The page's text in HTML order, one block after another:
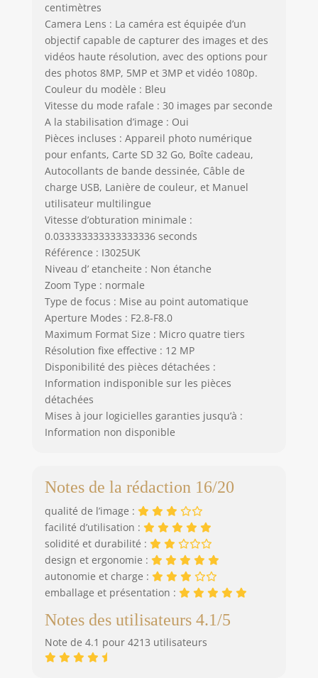
service à la
clientèle gratuit à
centimètres
Camera Lens : La caméra est équipée d’un
objectif capable de capturer des images et des
vidéos haute résolution, avec des options pour
des photos 8MP, 5MP et 3MP et vidéo 1080p.
Couleur du modèle : Bleu
Vitesse du mode rafale : 30 images par seconde
A la stabilisation d’image : Oui
Pièces incluses : Appareil photo numérique
pour enfants, Carte SD 32 Go, Boîte cadeau,
Autocollants de bande dessinée, Câble de
charge USB, Lanière de couleur, et Manuel
utilisateur multilingue
Vitesse d’obturation minimale :
0.033333333333333336 seconds
Référence : I3025UK
Niveau d’ etancheite : Non étanche
Zoom Type : normale
Type de focus : Mise au point automatique
Aperture Modes : F2.8-F8.0
Maximum Format Size : Micro quatre tiers
Résolution fixe effective : 12 MP
Disponibilité des pièces détachées :
Information indisponible sur les pièces
détachées
Mises à jour logicielles garanties jusqu’à :
Information non disponible
Notes de la rédaction 16/20
qualité de l’image :
facilité d’utilisation :
solidité et durabilité :
design et ergonomie :
autonomie et charge :
emballage et présentation :
Notes des utilisateurs 4.1/5
Note de 4.1 pour 4213 utilisateurs